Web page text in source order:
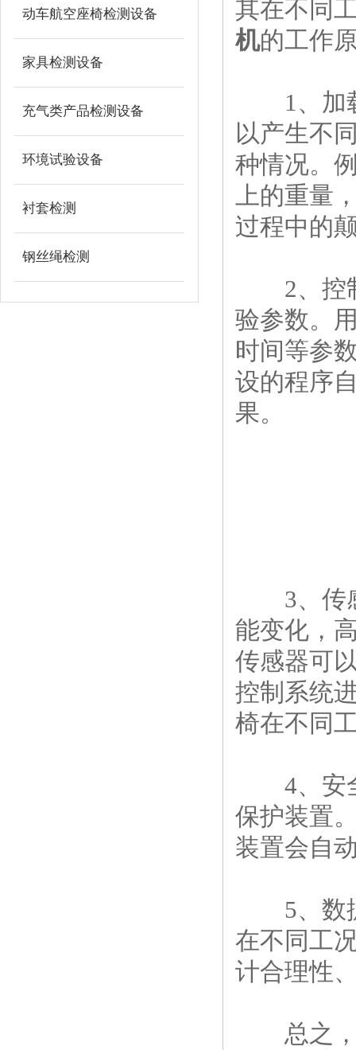
动车航空座椅检测设备
家具检测设备
充气类产品检测设备
环境试验设备
衬套检测
钢丝绳检测
其在不同
机的工作
1、加载
以产生不
种情况。
上的重量
过程中的
2、控制
验参数。
时间等参
设的程序
果。
3、传感
能变化，
传感器可
控制系统
椅在不同
4、安全
保护装置
装置会自
5、数据
在不同工
计合理性
总之，